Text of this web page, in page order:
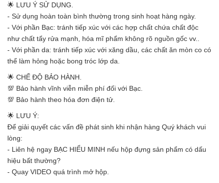
🌟 LƯU Ý SỬ DỤNG.
- Sử dụng hoàn toàn bình thường trong sinh hoạt hàng ngày.
- Với phần Bạc: tránh tiếp xúc với các hợp chất chứa chất độc
như chất tẩy rửa mạnh, hóa mĩ phẩm không rõ nguồn gốc vv..
- Với phần da: tránh tiếp xúc với xăng dầu, các chất ăn mòn co có
thể làm hỏng hoặc bong tróc lớp da.
🌟 CHẾ ĐỘ BẢO HÀNH.
💯 Bảo hành vĩnh viễn miễn phí đối với Bạc.
💯 Bảo hành theo hóa đơn điện tử.
🌟 LƯU Ý:
Để giải quyết các vấn đề phát sinh khi nhận hàng Quý khách vui
lòng:
- Liên hệ ngay BẠC HIỂU MINH nếu hộp đựng sản phẩm có dấu
hiệu bất thường?
- Quay VIDEO quá trình mở hộp.